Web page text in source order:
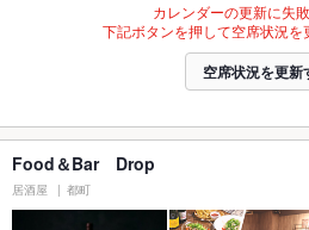
カレンダーの更新に失敗
下記ボタンを押して空席状況を
空席状況を更新
Food＆Bar Drop
居酒屋 都町